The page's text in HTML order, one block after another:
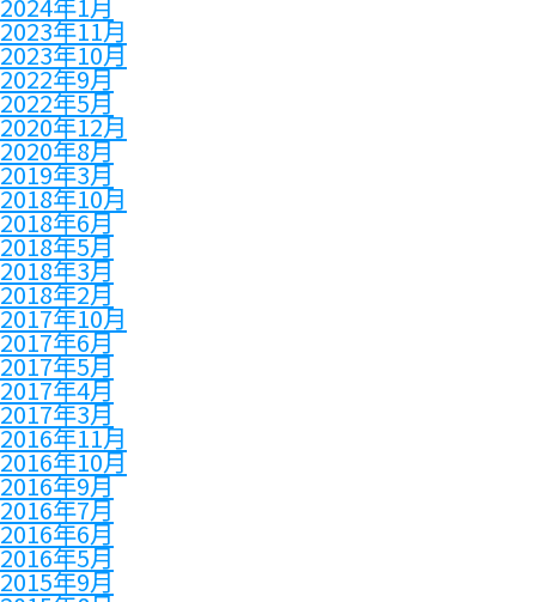
2023年11月
2023年10月
2022年9月
2022年5月
2020年12月
2020年8月
2019年3月
2018年10月
2018年6月
2018年5月
2018年3月
2018年2月
2017年10月
2017年6月
2017年5月
2017年4月
2017年3月
2016年11月
2016年10月
2016年9月
2016年7月
2016年6月
2016年5月
2015年9月